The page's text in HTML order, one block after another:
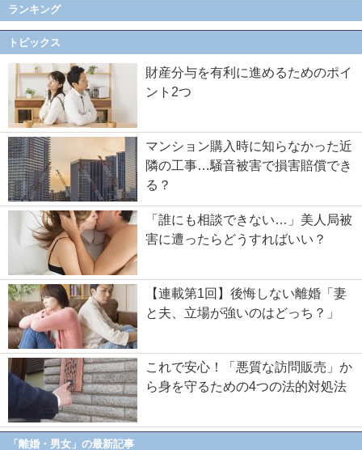
ランキング
トピックス
財産分与を有利に進めるためのポイ
ント2つ
マンション購入時に知らなかった近
隣の工事…騒音被害で損害賠償でき
る？
「誰にも相談できない…」美人局被
害に遭ったらどうすればいい？
【連載第1回】後悔しない離婚「妻
と夫、立場が強いのはどっち？」
これで安心！「悪質な訪問販売」か
ら身を守るための4つの法的対処法
「離婚・男女」の最新記事